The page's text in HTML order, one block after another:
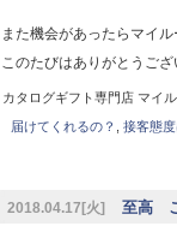
また機会があったらマイ
このたびはありがとうござ
カタログギフト専門店 マイ
届けてくれるの？
接客態
2018.04.17[火] 至高